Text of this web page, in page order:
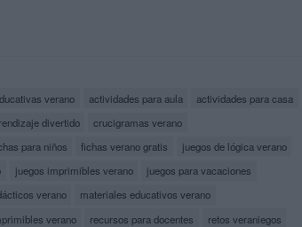
verano actividades para aula
actividades para casa
divertido
crucigramas verano
para niños fichas verano gratis
juegos de lógica verano
juegos imprimibles verano
juegos para vacaciones
verano
materiales educativos verano
verano recursos para docentes
retos veraniegos